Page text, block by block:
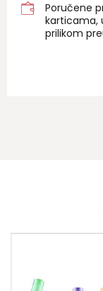
Poručene
karticama,
prilikom